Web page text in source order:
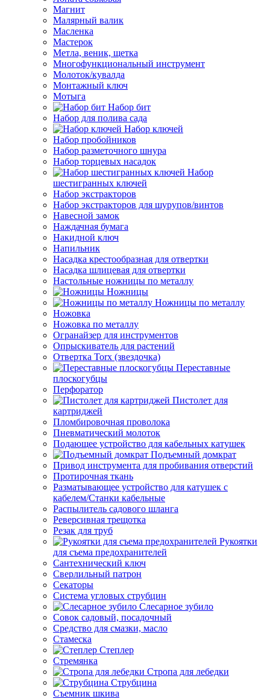
Магнит
Малярный валик
Масленка
Мастерок
Метла, веник, щетка
Многофункциональный инструмент
Молоток/кувалда
Монтажный ключ
Мотыга
Набор бит
Набор для полива сада
Набор ключей
Набор пробойников
Набор разметочного шнура
Набор торцевых насадок
Набор
шестигранных ключей
Набор экстракторов
Набор экстракторов для шурупов/винтов
Навесной замок
Наждачная бумага
Накидной ключ
Напильник
Насадка крестообразная для отвертки
Насадка шлицевая для отвертки
Настольные ножницы по металлу
Ножницы
Ножницы по металлу
Ножовка
Ножовка по металлу
Огранайзер для инструментов
Опрыскиватель для растений
Отвертка Torx (звездочка)
Переставные
плоскогубцы
Перфоратор
Пистолет для
картриджей
Пломбировочная проволока
Пневматический молоток
Подающее устройство для кабельных катушек
Подъемный домкрат
Привод инструмента для пробивания отверстий
Протирочная ткань
Разматывающее устройство для катушек с
кабелем/Станки кабельные
Распылитель садового шланга
Реверсивная трещотка
Резак для труб
Рукоятки
для съема предохранителей
Сантехнический ключ
Сверлильный патрон
Секаторы
Система угловых струбцин
Слесарное зубило
Совок садовый, посадочный
Средство для смазки, масло
Стамеска
Степлер
Стремянка
Стропа для лебедки
Струбцина
Съемник шкива